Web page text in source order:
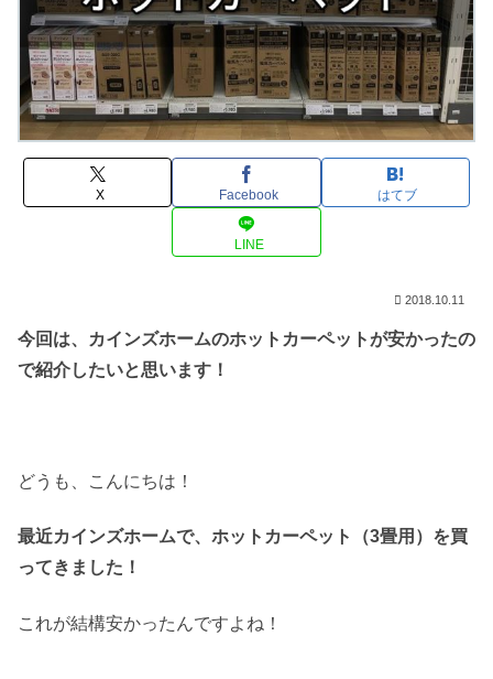
X Facebook はてブ
LINE
2018.10.11
今回は、カインズホームのホットカーペットが安かったの
で紹介したいと思います！
どうも、こんにちは！
最近カインズホームで、ホットカーペット（3畳用）を買
ってきました！
これが結構安かったんですよね！